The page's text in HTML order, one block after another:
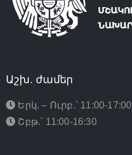
Աշխ. ժամեր
Երկ. – Ուրբ.՝ 11:00-17:00
Շբթ.՝ 11:00-16:30